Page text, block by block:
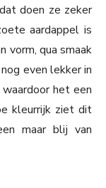
doen ze zeker
aardappel is
vorm, qua smaak
even lekker in
het een
kleurrijk ziet dit
maar blij van